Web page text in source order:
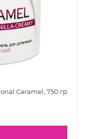
Caramel, 750 гр